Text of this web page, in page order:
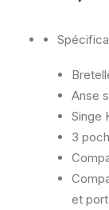
Anse
Singe
3
et